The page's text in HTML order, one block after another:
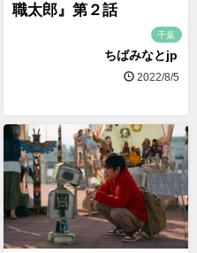
職太郎』第２話
千葉
ちばみなとjp
2022/8/5